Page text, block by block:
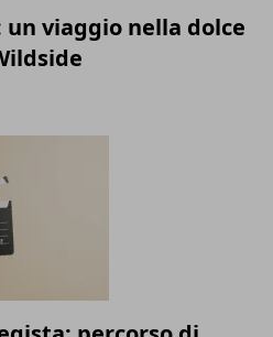
viaggio nella dolce